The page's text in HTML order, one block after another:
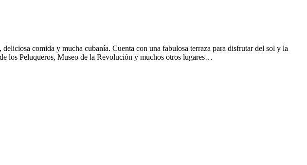
comida y mucha cubanía. Cuenta con una fabulosa terraza para disfrutar del sol y la
los Peluqueros, Museo de la Revolución y muchos otros lugares…